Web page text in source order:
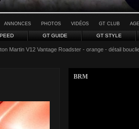
ANNONCES PHOTOS VIDÉOS GT CLUB
GT GUIDE GT STYLE
Martin V12 Vantage Roadster - orange - détail
BRM